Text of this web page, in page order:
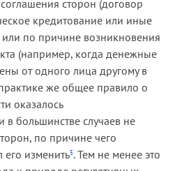
сторон (договор
кредитование или иные
по причине возникновения
(например, когда денежные
от одного лица другому в
же общее правило о
оказалось
в большинстве случаев не
по причине чего
его изменить5. Тем не менее это